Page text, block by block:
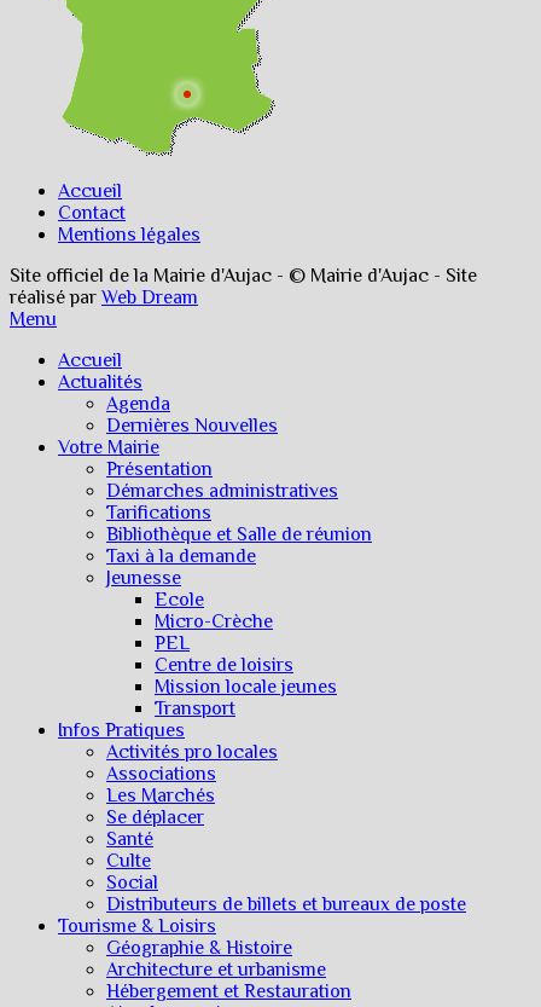
Accueil
Contact
Mentions légales
Site officiel de la Mairie d'Aujac - © Mairie d'Aujac - Site
réalisé parWeb Dream
Menu
Accueil
Actualités
Agenda
Dernières Nouvelles
Votre Mairie
Présentation
Démarches administratives
Tarifications
Bibliothèque et Salle de réunion
Taxi à la demande
Jeunesse
Ecole
Micro-Crèche
PEL
Centre de loisirs
Mission locale jeunes
Transport
Infos Pratiques
Activités pro locales
Associations
Les Marchés
Se déplacer
Santé
Culte
Social
Distributeurs de billets et bureaux de poste
Tourisme & Loisirs
Géographie & Histoire
Architecture et urbanisme
Hébergement et Restauration